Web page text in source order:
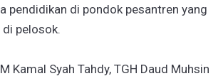
pendidikan di pondok pesantren yang
pelosok.
Kamal Syah Tahdy, TGH Daud Muhsin